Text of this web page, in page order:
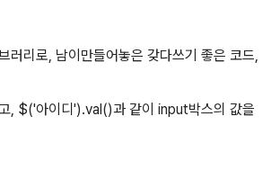
러리로, 남이만들어놓은 갖다쓰기 좋은 코드,
, $('아이디').val()과 같이 input박스의 값을